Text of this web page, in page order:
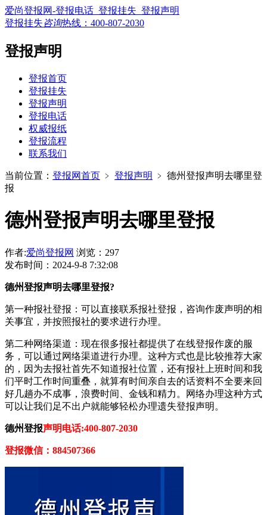
爱尚登报网-登报电话_登报挂失_登报声明
登报挂失咨询热线： 400-807-2030
登报声明
登报首页
登报挂失
登报声明
登报电话
权威报纸
登报流程
联系我们
当前位置： 登报网首页 ﹥ 登报声明 ﹥ 德州登报声明去哪里登
报
德州登报声明去哪里登报
作者:爱尚登报网 浏览：297
发布时间：2024-9-8 7:32:08
德州登报声明去哪里登报?
第一种报社登报：可以直接联系报社登报，咨询作废声明的相
关事宜，并按照报社的要求进行办理。
第二种网络渠道：现在很多报社都提供了在线登报作废的服
务，可以通过网络渠道进行办理。这种方式也是比较推荐大家
的，因为去报社首先不知道报社位置，还有报社上班时间和我
们平时工作时间重叠，就算有时间亲自去的话资料不全要来回
好几趟办不成事，浪费时间、金钱和精力。网络办理这种方式
可以让我们足不出户就能够轻松办理遗失登报声明。
德州登报声明电话:400-807-2030
登报微信：884507366‌